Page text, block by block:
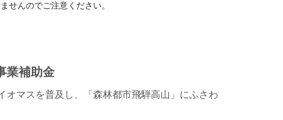
せんのでご注意ください。
業補助金
オマスを普及し、「森林都市飛騨高山」にふさわ